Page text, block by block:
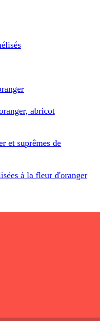
abricot
et suprêmes de
à la fleur d'oranger